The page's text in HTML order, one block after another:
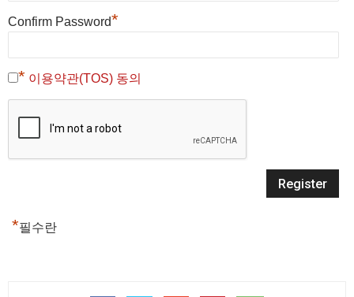
Confirm Password*
* 이용약관(TOS) 동의
*필수란